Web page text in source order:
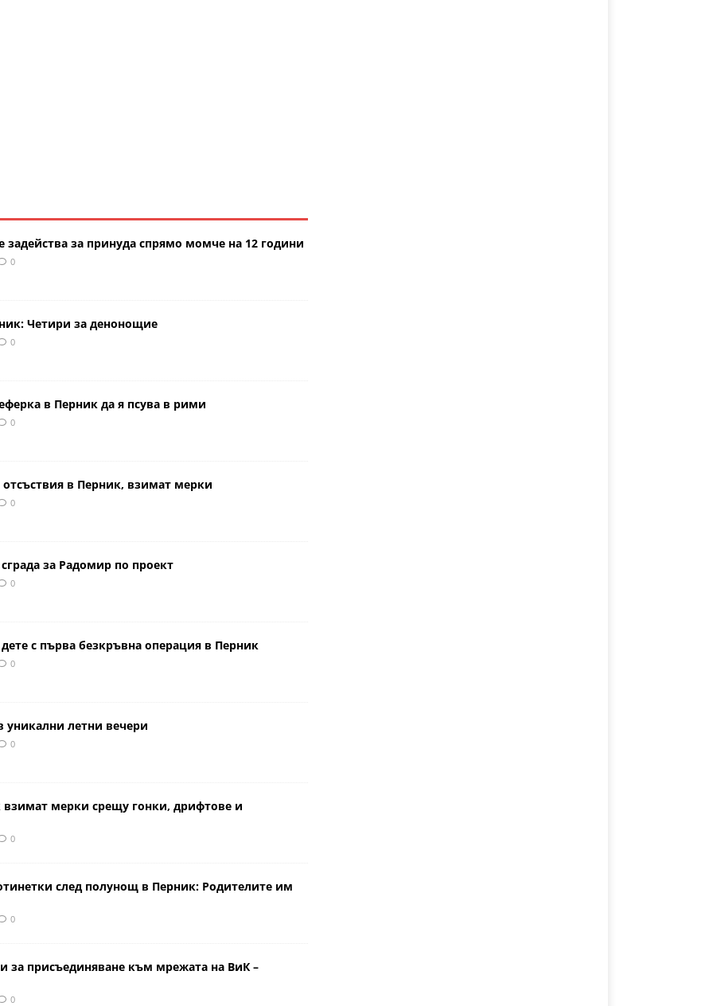
задейства за принуда спрямо момче на 12 години
0
Четири за денонощие
0
в Перник да я псува в рими
0
в Перник, взимат мерки
0
за Радомир по проект
0
с първа безкръвна операция в Перник
0
летни вечери
0
мерки срещу гонки, дрифтове и
0
след полунощ в Перник: Родителите им
0
за присъединяване към мрежата на ВиК –
0